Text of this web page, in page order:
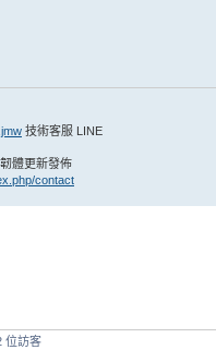
技術客服 LINE
韌體更新發佈
contact
位訪客